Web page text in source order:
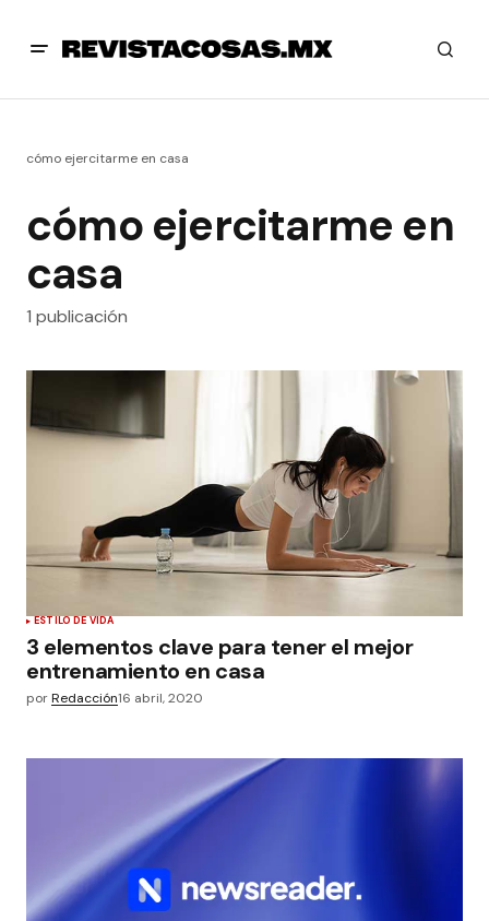
cómo ejercitarme en casa
cómo ejercitarme en
casa
1 publicación
ESTILO DE VIDA
3 elementos clave para tener el mejor
entrenamiento en casa
porRedacción16 abril, 2020